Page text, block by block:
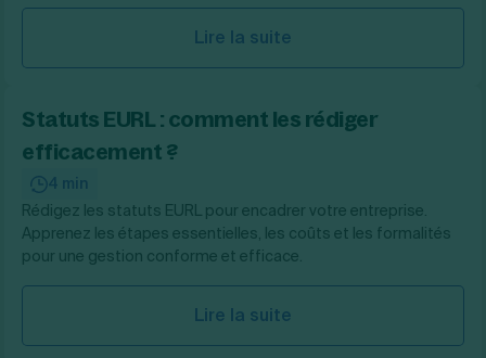
Lire la suite
Statuts EURL : comment les rédiger
efficacement ?
4 min
Rédigez les statuts EURL pour encadrer votre entreprise.
Apprenez les étapes essentielles, les coûts et les formalités
pour une gestion conforme et efficace.
Lire la suite